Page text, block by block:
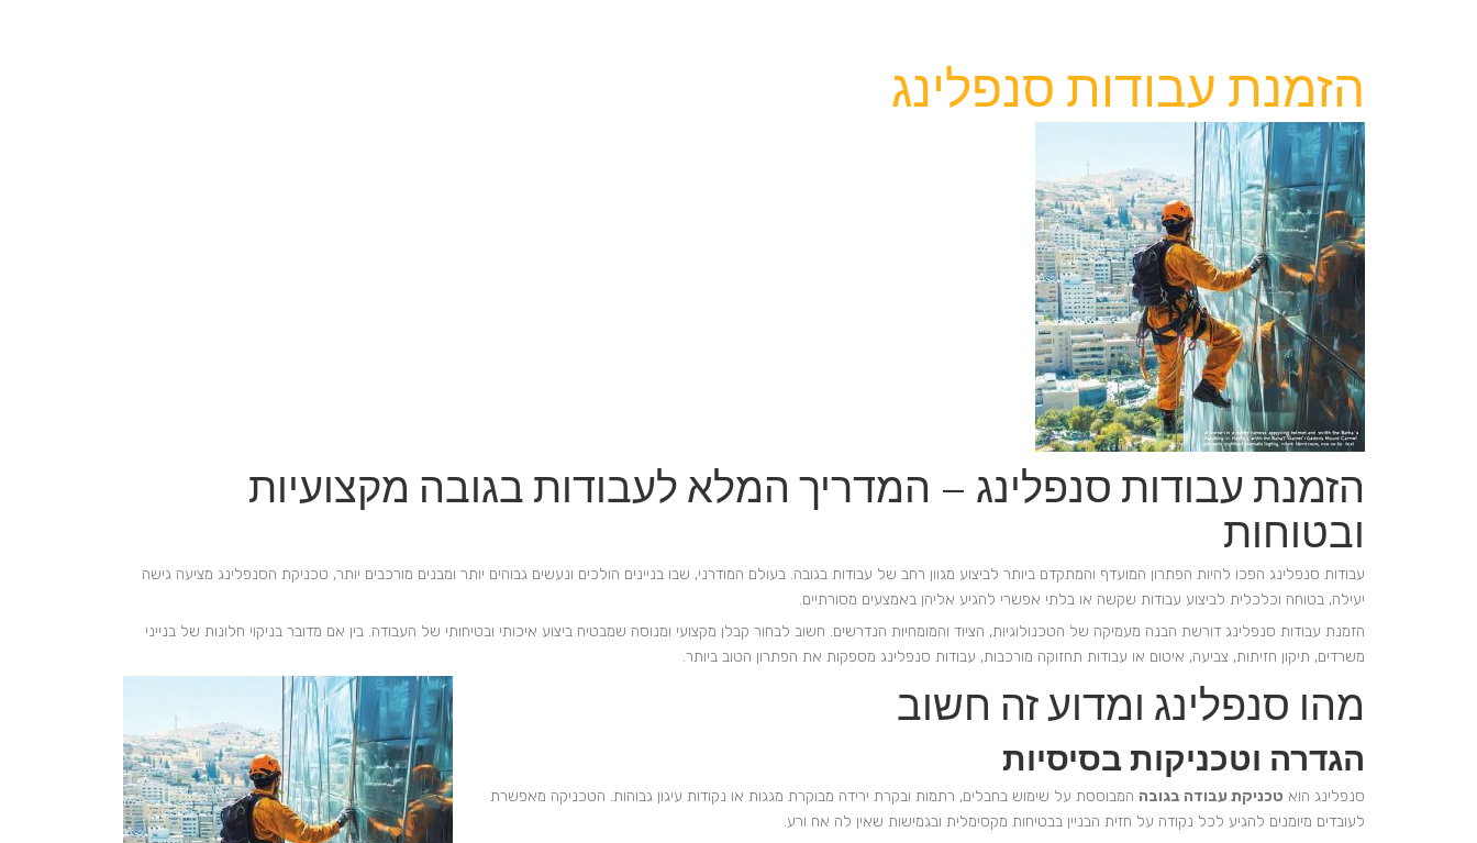
הזמנת עבודות סנפלינג
הזמנת עבודות סנפלינג – המדריך המלא לעבודות בגובה מקצועיות
ובטוחות
עבודות סנפלינג הפכו להיות הפתרון המועדף והמתקדם ביותר לביצוע מגוון רחב של עבודות בגובה. בעולם המודרני, שבו בניינים הולכים ונעשים גבוהים יותר ומבנים מורכבים יותר, טכניקת הסנפלינג מציעה גישה
יעילה, בטוחה וכלכלית לביצוע עבודות שקשה או בלתי אפשרי להגיע אליהן באמצעים מסורתיים.
הזמנת עבודות סנפלינג דורשת הבנה מעמיקה של הטכנולוגיות, הציוד והמומחיות הנדרשים. חשוב לבחור קבלן מקצועי ומנוסה שמבטיח ביצוע איכותי ובטיחותי של העבודה. בין אם מדובר בניקוי חלונות של בנייני
משרדים, תיקון חזיתות, צביעה, איטום או עבודות תחזוקה מורכבות, עבודות סנפלינג מספקות את הפתרון הטוב ביותר.
מהו סנפלינג ומדוע זה חשוב
הגדרה וטכניקות בסיסיות
סנפלינג הוא טכניקת עבודה בגובה המבוססת על שימוש בחבלים, רתמות ובקרת ירידה מבוקרת מגגות או נקודות עיגון גבוהות. הטכניקה מאפשרת
לעובדים מיומנים להגיע לכל נקודה על חזית הבניין בבטיחות מקסימלית ובגמישות שאין לה אח ורע.